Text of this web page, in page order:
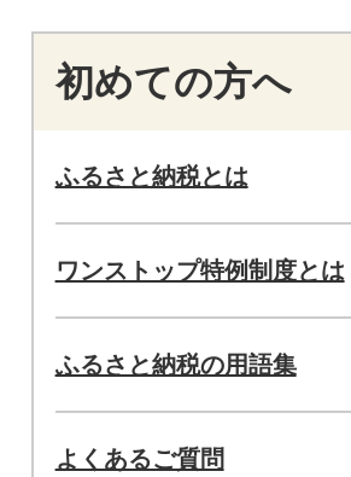
初めての方へ
ふるさと納税とは
ワンストップ特例制度とは
ふるさと納税の用語集
よくあるご質問